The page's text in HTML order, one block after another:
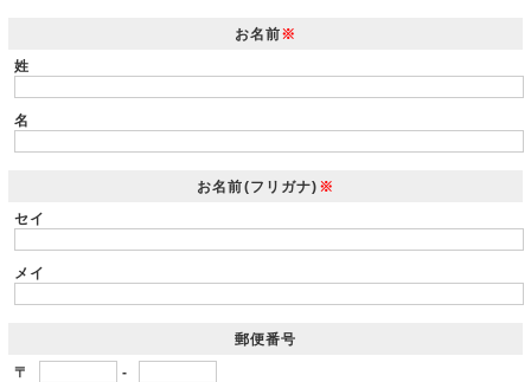
お名前※
姓
名
お名前(フリガナ) ※
セイ
メイ
郵便番号
〒
-